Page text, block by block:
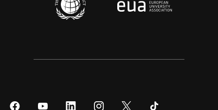
SíguenosSíguenos SíguenosSíguenos Síguenos